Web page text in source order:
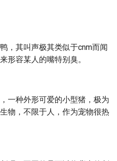
，其叫声极其类似于cnm而闻
形容某人的嘴特别臭。
一种外形可爱的小型猪，极为
物，不限于人，作为宠物很热